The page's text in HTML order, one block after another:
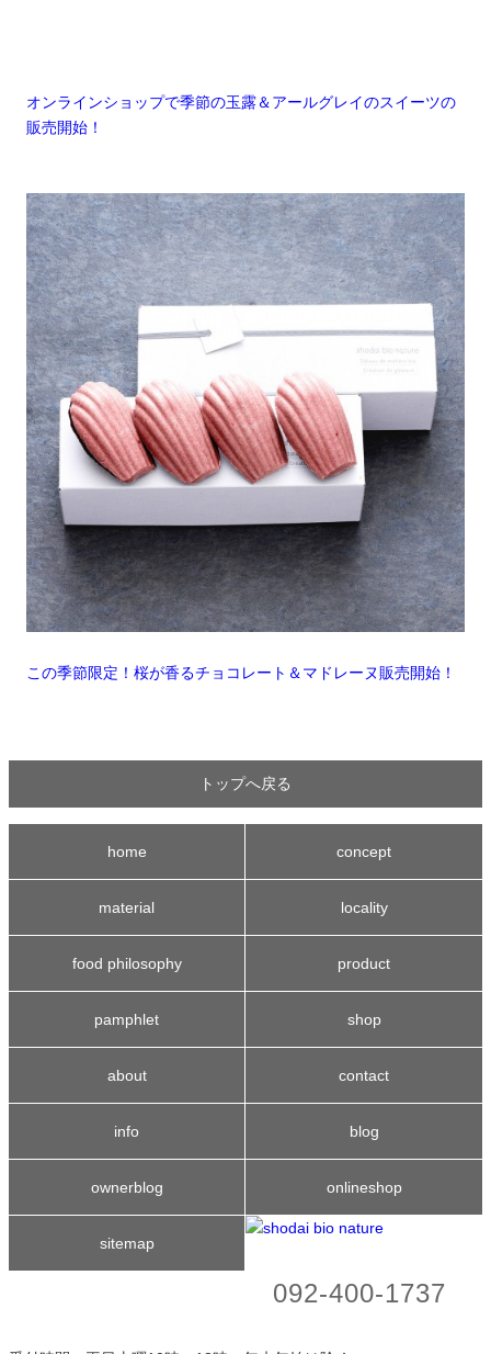
オンラインショップで季節の玉露＆アールグレイのスイーツの
販売開始！
この季節限定！桜が香るチョコレート＆マドレーヌ販売開始！
トップへ戻る
home concept
material locality
food philosophy product
pamphlet shop
about contact
info blog
ownerblog onlineshop
sitemap
092-400-1737